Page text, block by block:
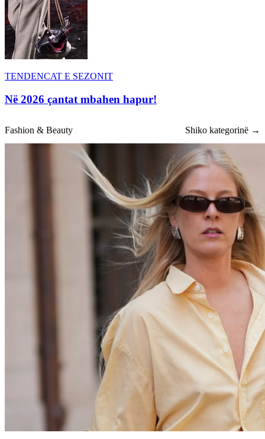
TENDENCAT E SEZONIT
Në 2026 çantat mbahen hapur!
Fashion & Beauty Shiko kategorinë →